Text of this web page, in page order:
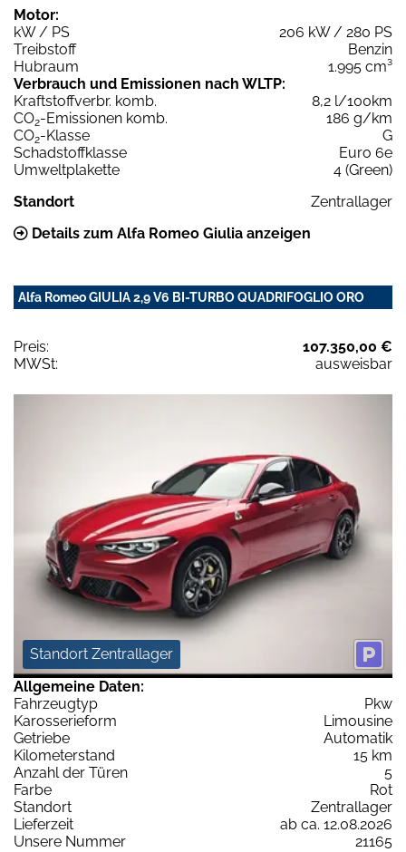
Motor:
kW / PS
206 kW / 280 PS
Treibstoff
Benzin
Hubraum
1.995 cm³
Verbrauch und Emissionen nach WLTP:
Kraftstoffverbr. komb.
8,2 l/100km
CO2-Emissionen komb.
186 g/km
CO2-Klasse
G
Schadstoffklasse
Euro 6e
Umweltplakette
4 (Green)
Standort
Zentrallager
Details zum Alfa Romeo Giulia anzeigen
Alfa Romeo GIULIA 2,9 V6 BI-TURBO QUADRIFOGLIO ORO
Preis:
107.350,00 €
MWSt:
ausweisbar
Standort Zentrallager
Allgemeine Daten:
Fahrzeugtyp
Pkw
Karosserieform
Limousine
Getriebe
Automatik
Kilometerstand
15 km
Anzahl der Türen
5
Farbe
Rot
Standort
Zentrallager
Lieferzeit
ab ca. 12.08.2026
Unsere Nummer
21165